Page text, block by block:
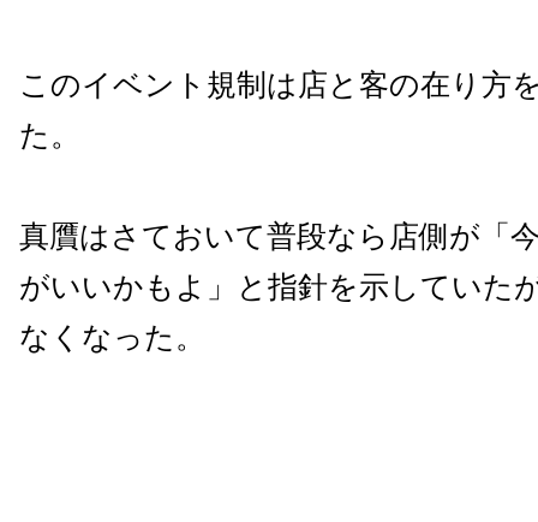
このイベント規制は店と客の在り方
た。
真贋はさておいて普段なら店側が「
がいいかもよ」と指針を示していた
なくなった。